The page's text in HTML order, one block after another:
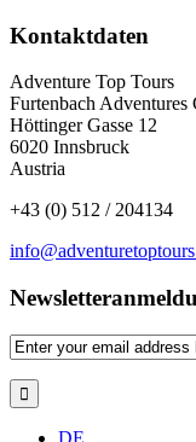
Kontaktdaten
Adventure Top Tours
Furtenbach Adventures
Höttinger Gasse 12
6020 Innsbruck
Austria
+43 (0) 512 / 204134
DE